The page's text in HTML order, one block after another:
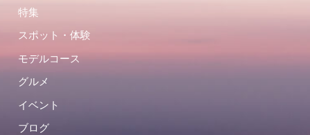
特集
スポット・体験
モデルコース
グルメ
イベント
ブログ